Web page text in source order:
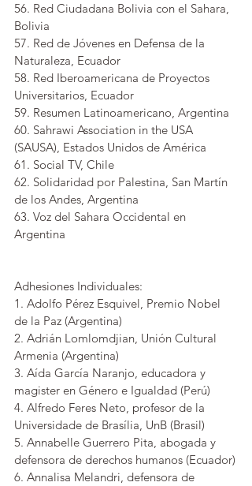
56. Red Ciudadana Bolivia con el Sahara,
Bolivia
57. Red de Jóvenes en Defensa de la
Naturaleza, Ecuador
58. Red Iberoamericana de Proyectos
Universitarios, Ecuador
59. Resumen Latinoamericano, Argentina
60. Sahrawi Association in the USA
(SAUSA), Estados Unidos de América
61. Social TV, Chile
62. Solidaridad por Palestina, San Martín
de los Andes, Argentina
63. Voz del Sahara Occidental en
Argentina
Adhesiones Individuales:
1. Adolfo Pérez Esquivel, Premio Nobel
de la Paz (Argentina)
2. Adrián Lomlomdjian, Unión Cultural
Armenia (Argentina)
3. Aída García Naranjo, educadora y
magister en Género e Igualdad (Perú)
4. Alfredo Feres Neto, profesor de la
Universidade de Brasília, UnB (Brasil)
5. Annabelle Guerrero Pita, abogada y
defensora de derechos humanos (Ecuador)
6. Annalisa Melandri, defensora de